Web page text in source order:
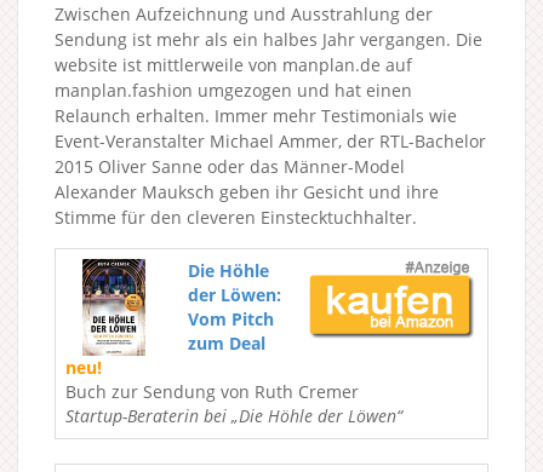
Zwischen Aufzeichnung und Ausstrahlung der
Sendung ist mehr als ein halbes Jahr vergangen. Die
website ist mittlerweile von manplan.de auf
manplan.fashion umgezogen und hat einen
Relaunch erhalten. Immer mehr Testimonials wie
Event-Veranstalter Michael Ammer, der RTL-Bachelor
2015 Oliver Sanne oder das Männer-Model
Alexander Mauksch geben ihr Gesicht und ihre
Stimme für den cleveren Einstecktuchhalter.
Die Höhle
der Löwen:
Vom Pitch
zum Deal
neu!
Buch zur Sendung von Ruth Cremer
Startup-Beraterin bei „Die Höhle der Löwen“